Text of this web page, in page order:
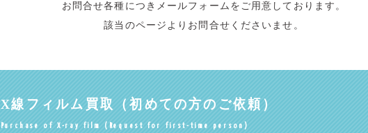
お問合せ各種につきメールフォームをご用意しております。
該当のページよりお問合せくださいませ。
X線フィルム買取 （初めての方のご依頼）
Purchase of X-ray film (Request for first-time person)